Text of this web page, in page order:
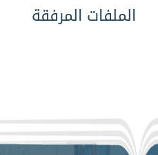
الملفات المرفقة